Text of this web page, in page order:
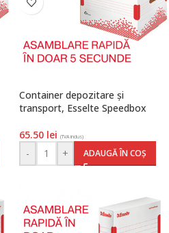
Container depozitare și
transport, Esselte Speedbox
65.50 lei (TVA inclus)
- + ADAUGĂ ÎN COȘ